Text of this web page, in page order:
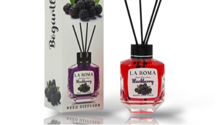
Masca & Gel de par
Vopsea de par
Servetele Umede & Uscate